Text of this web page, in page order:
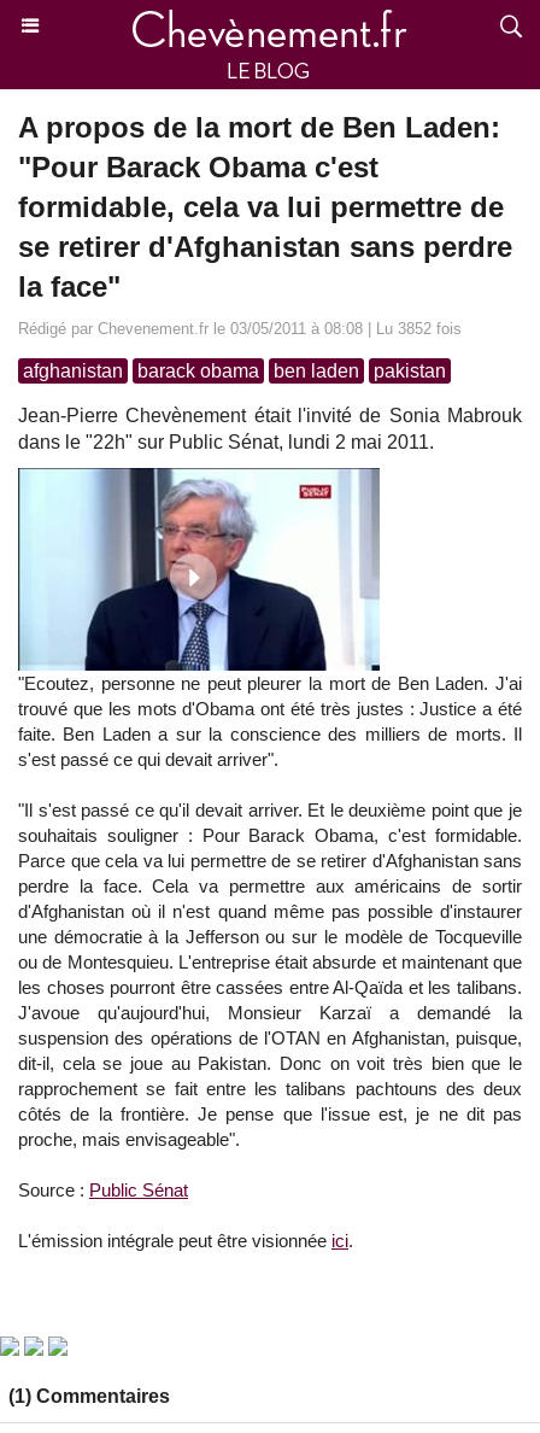
A propos de la mort de Ben Laden:
"Pour Barack Obama c'est
formidable, cela va lui permettre de
se retirer d'Afghanistan sans perdre
la face"
Rédigé par Chevenement.fr le 03/05/2011 à 08:08 | Lu 3852 fois
afghanistan barack obama ben laden pakistan
Jean-Pierre Chevènement était l'invité de Sonia Mabrouk
dans le "22h" sur Public Sénat, lundi 2 mai 2011.
"Ecoutez, personne ne peut pleurer la mort de Ben Laden. J'ai
trouvé que les mots d'Obama ont été très justes : Justice a été
faite. Ben Laden a sur la conscience des milliers de morts. Il
s'est passé ce qui devait arriver".
"Il s'est passé ce qu'il devait arriver. Et le deuxième point que je
souhaitais souligner : Pour Barack Obama, c'est formidable.
Parce que cela va lui permettre de se retirer d'Afghanistan sans
perdre la face. Cela va permettre aux américains de sortir
d'Afghanistan où il n'est quand même pas possible d'instaurer
une démocratie à la Jefferson ou sur le modèle de Tocqueville
ou de Montesquieu. L'entreprise était absurde et maintenant que
les choses pourront être cassées entre Al-Qaïda et les talibans.
J'avoue qu'aujourd'hui, Monsieur Karzaï a demandé la
suspension des opérations de l'OTAN en Afghanistan, puisque,
dit-il, cela se joue au Pakistan. Donc on voit très bien que le
rapprochement se fait entre les talibans pachtouns des deux
côtés de la frontière. Je pense que l'issue est, je ne dit pas
proche, mais envisageable".
Source : Public Sénat
L'émission intégrale peut être visionnée ici.
(1) Commentaires